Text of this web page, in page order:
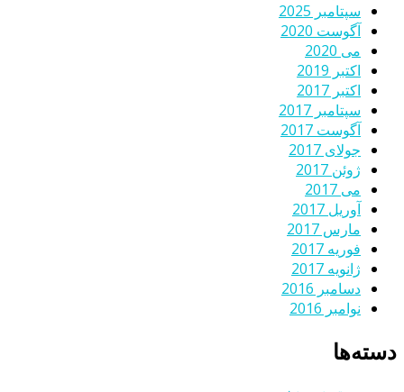
سپتامبر 2025
آگوست 2020
می 2020
اکتبر 2019
اکتبر 2017
سپتامبر 2017
آگوست 2017
جولای 2017
ژوئن 2017
می 2017
آوریل 2017
مارس 2017
فوریه 2017
ژانویه 2017
دسامبر 2016
نوامبر 2016
دسته‌ها